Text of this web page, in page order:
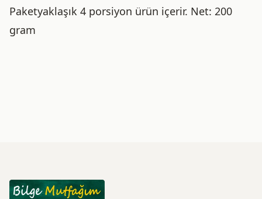
Paketyaklaşık 4 porsiyon ürün içerir. Net: 200
gram